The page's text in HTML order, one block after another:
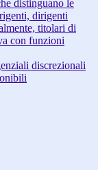
distinguano le
dirigenti
titolari di
con funzioni
discrezionali